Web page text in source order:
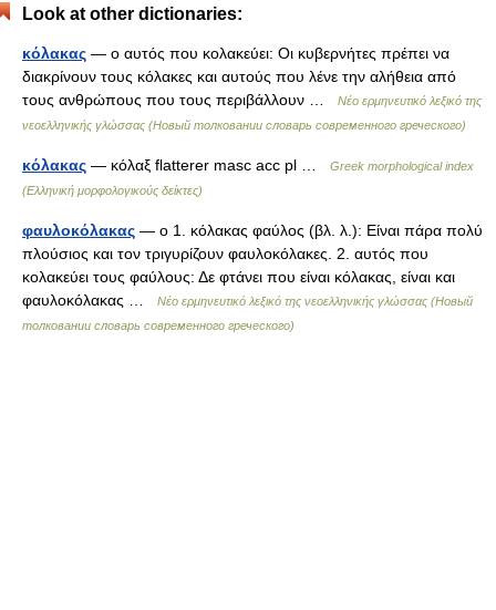
Look at other dictionaries:
κόλακας — ο αυτός που κολακεύει: Οι κυβερνήτες πρέπει να
διακρίνουν τους κόλακες και αυτούς που λένε την αλήθεια από
τους ανθρώπους που τους περιβάλλουν …
Νέο ερμηνευτικό λεξικό της
νεοελληνικής γλώσσας (Новый толковании словарь современного греческого)
κόλακας — κόλαξ flatterer masc acc pl …
Greek morphological index
(Ελληνική μορφολογικούς δείκτες)
φαυλοκόλακας — ο 1. κόλακας φαύλος (βλ. λ.): Είναι πάρα πολύ
πλούσιος και τον τριγυρίζουν φαυλοκόλακες. 2. αυτός που
κολακεύει τους φαύλους: Δε φτάνει που είναι κόλακας, είναι και
φαυλοκόλακας …
Νέο ερμηνευτικό λεξικό της νεοελληνικής γλώσσας (Новый
толковании словарь современного греческого)